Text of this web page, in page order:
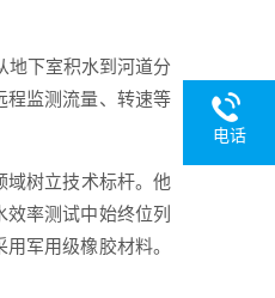
地下室积水到河道分
程监测流量、转速等
域树立技术标杆。他
率测试中始终位列
军用级橡胶材料。
电话